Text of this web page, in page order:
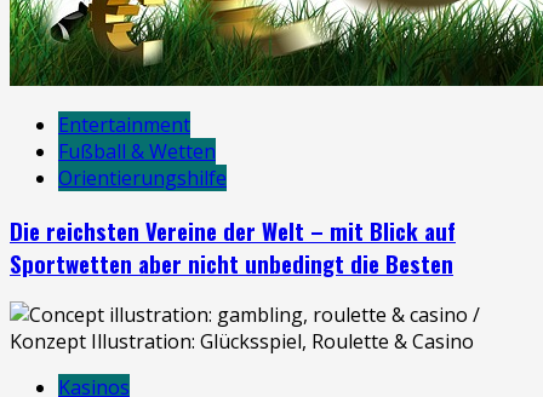
Entertainment
Fußball & Wetten
Orientierungshilfe
Die reichsten Vereine der Welt – mit Blick auf
Sportwetten aber nicht unbedingt die Besten
Kasinos